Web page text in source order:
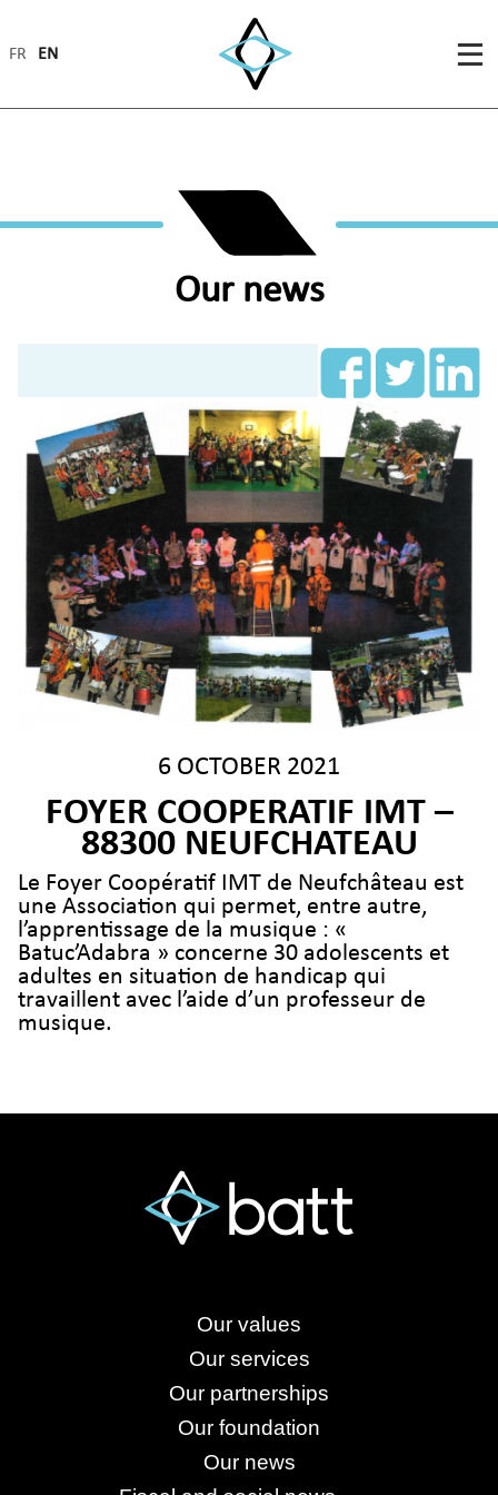
FR EN
Our news
6 OCTOBER 2021
FOYER COOPERATIF IMT –
88300 NEUFCHATEAU
Le Foyer Coopératif IMT de Neufchâteau est
une Association qui permet, entre autre,
l’apprentissage de la musique : «
Batuc’Adabra » concerne 30 adolescents et
adultes en situation de handicap qui
travaillent avec l’aide d’un professeur de
musique.
Our values
Our services
Our partnerships
Our foundation
Our news